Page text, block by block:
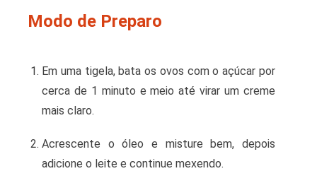
Modo de Preparo
Em uma tigela, bata os ovos com o açúcar por
cerca de 1 minuto e meio até virar um creme
mais claro.
Acrescente o óleo e misture bem, depois
adicione o leite e continue mexendo.